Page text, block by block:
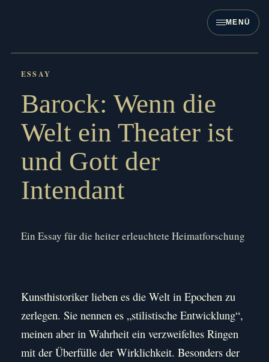
MENÜ
Barock: Wenn die
Welt ein Theater ist
und Gott der
Intendant
Ein Essay für die heiter erleuchtete Heimatforschung
Kunsthistoriker lieben es die Welt in Epochen zu
zerlegen. Sie nennen es „stilistische Entwicklung“,
meinen aber in Wahrheit ein verzweifeltes Ringen
mit der Überfülle der Wirklichkeit. Besonders der